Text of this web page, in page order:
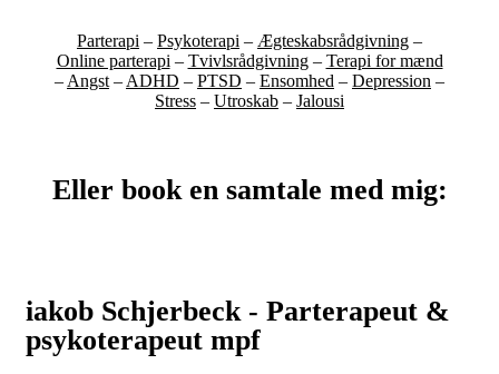
Parterapi – Psykoterapi – Ægteskabsrådgivning –
Online parterapi – Tvivlsrådgivning– Terapi for mænd
– Angst – ADHD – PTSD – Ensomhed – Depression –
Stress – Utroskab – Jalousi
Eller book en samtale med mig:
iakob Schjerbeck - Parterapeut &
psykoterapeut mpf